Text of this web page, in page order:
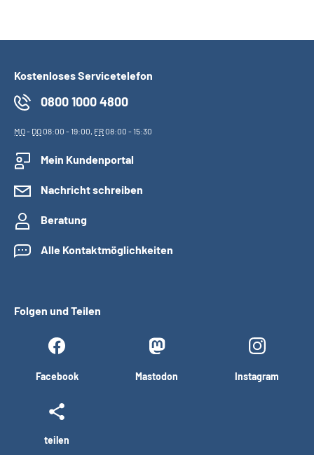
Kostenloses Servicetelefon
0800 1000 4800
MO- DO08:00 - 19:00, FR08:00 - 15:30
Mein Kundenportal
Nachricht schreiben
Beratung
Alle Kontaktmöglichkeiten
Folgen und Teilen
Facebook Mastodon Instagram
teilen